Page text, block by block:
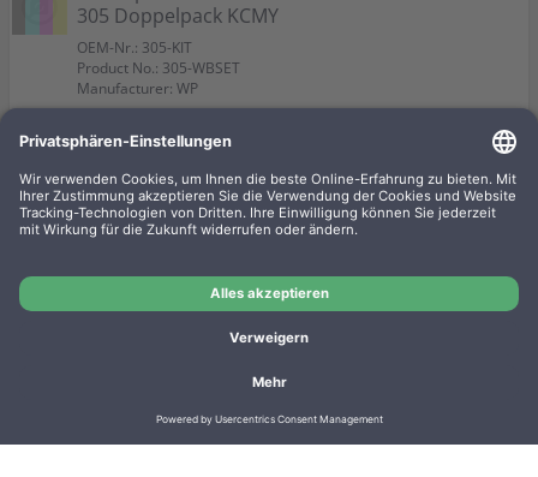
305 Doppelpack KCMY
OEM-Nr.: 305-KIT
Product No.: 305-WBSET
Manufacturer: WP
3YM63AE 305XL color
OEM-Nr.:
Product No.: 3YM63AE-WB
The prices are visible after your login.
Batteriegesetz
Cookie settings